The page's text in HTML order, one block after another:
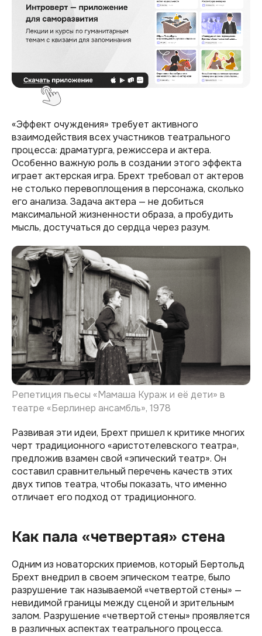
«Эффект очуждения» требует активного
взаимодействия всех участников театрального
процесса: драматурга, режиссера и актера.
Особенно важную роль в создании этого эффекта
играет актерская игра. Брехт требовал от актеров
не столько перевоплощения в персонажа, сколько
его анализа. Задача актера — не добиться
максимальной жизненности образа, а пробудить
мысль, достучаться до сердца через разум.
Репетиция пьесы «Мамаша Кураж и её дети» в
театре «Берлинер ансамбль», 1978
Развивая эти идеи, Брехт пришел к критике многих
черт традиционного «аристотелевского театра»,
предложив взамен свой «эпический театр». Он
составил сравнительный перечень качеств этих
двух типов театра, чтобы показать, что именно
отличает его подход от традиционного.
Как пала «четвертая» стена
Одним из новаторских приемов, который Бертольд
Брехт внедрил в своем эпическом театре, было
разрушение так называемой «четвертой стены» —
невидимой границы между сценой и зрительным
залом. Разрушение «четвертой стены» проявляется
в различных аспектах театрального процесса.